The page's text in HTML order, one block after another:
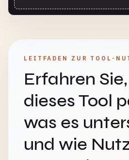
LEITFADEN ZUR TOOL-
Erfahren
dieses Tool
was es
und wie